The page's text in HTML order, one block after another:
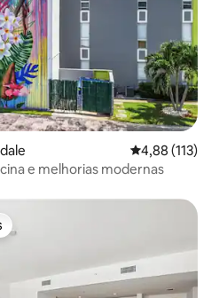
4,88 de uma
4,88 (113)
e melhorias modernas
dos hóspedes